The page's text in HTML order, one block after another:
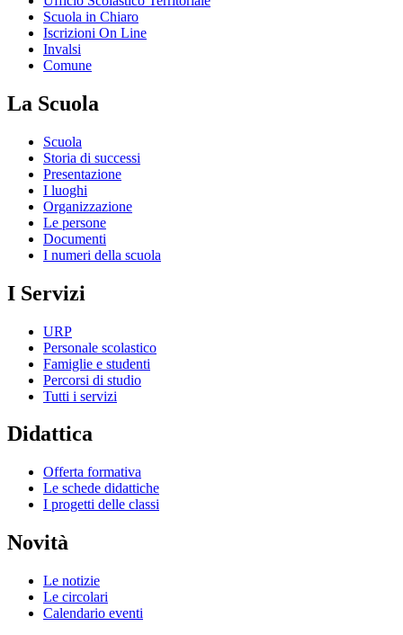
Scuola in Chiaro
Iscrizioni On Line
Invalsi
Comune
La Scuola
Scuola
Storia di successi
Presentazione
I luoghi
Organizzazione
Le persone
Documenti
I numeri della scuola
I Servizi
URP
Personale scolastico
Famiglie e studenti
Percorsi di studio
Tutti i servizi
Didattica
Offerta formativa
Le schede didattiche
I progetti delle classi
Novità
Le notizie
Le circolari
Calendario eventi